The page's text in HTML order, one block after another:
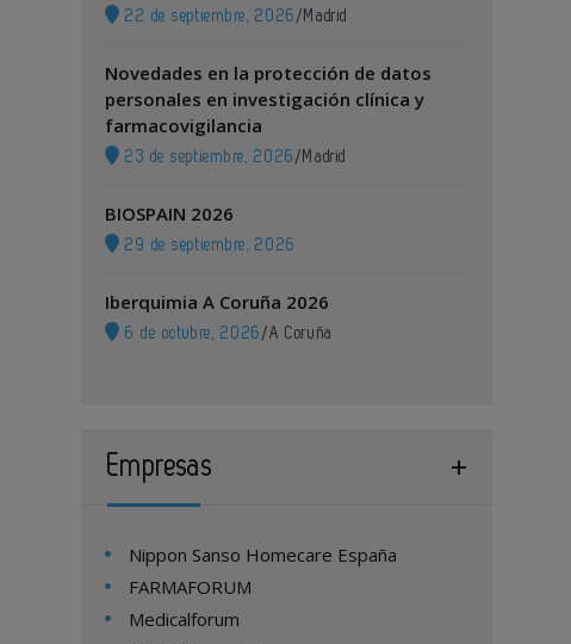
22 de septiembre, 2026 / Madrid
Novedades en la protección de datos
personales en investigación clínica y
farmacovigilancia
23 de septiembre, 2026 / Madrid
BIOSPAIN 2026
29 de septiembre, 2026
Iberquimia A Coruña 2026
6 de octubre, 2026 /A Coruña
Empresas
Nippon Sanso Homecare España
FARMAFORUM
Medicalforum